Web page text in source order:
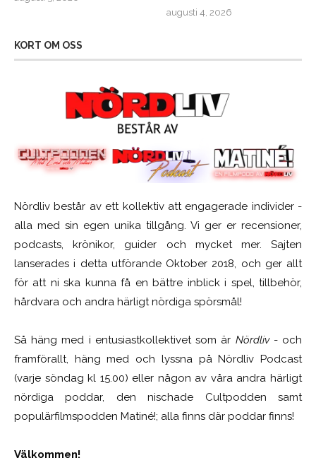
augusti 4, 2026
KORT OM OSS
Nördliv består av ett kollektiv att engagerade individer -
alla med sin egen unika tillgång. Vi ger er recensioner,
podcasts, krönikor, guider och mycket mer. Sajten
lanserades i detta utförande Oktober 2018, och ger allt
för att ni ska kunna få en bättre inblick i spel, tillbehör,
hårdvara och andra härligt nördiga spörsmål!
Så häng med i entusiastkollektivet som är Nördliv- och
framförallt, häng med och lyssna på Nördliv Podcast
(varje söndag kl 15.00) eller någon av våra andra härligt
nördiga poddar, den nischade Cultpodden samt
populärfilmspodden Matiné!; alla finns där poddar finns!
Välkommen!